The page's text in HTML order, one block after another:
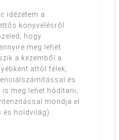
idézetem a
könyvelésről:
hogy
meg lehet
a kezemből a
attól félek,
és
meg lehet hódítani,
mondja el.
és holdvilág)